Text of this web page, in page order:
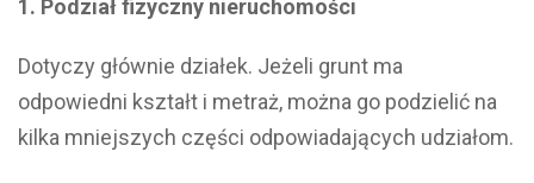
1. Podział fizyczny nieruchomości
Dotyczy głównie działek. Jeżeli grunt ma
odpowiedni kształt i metraż, można go podzielić na
kilka mniejszych części odpowiadających udziałom.